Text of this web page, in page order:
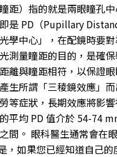
距）指的就是兩眼瞳孔
是 PD（Pupillary
學中心」，在配鏡時要
測量瞳距的目的，是確
離與瞳距相符，以保證
生所謂「三稜鏡效應」
等症狀，長期效應將影
平均 PD 值介於 54-74
間。 眼科醫生通常會在
，如果您已經知道自己